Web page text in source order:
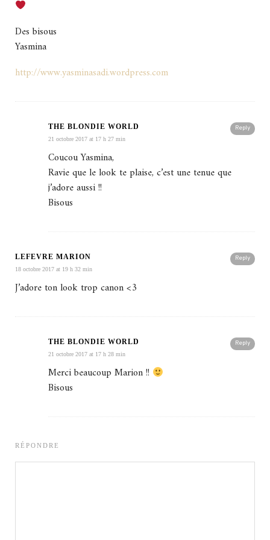
Des bisous
Yasmina
http://www.yasminasadi.wordpress.com
Reply
THE BLONDIE WORLD
21 octobre 2017 at 17 h 27 min
Coucou Yasmina,
Ravie que le look te plaise, c’est une tenue que
j’adore aussi !!
Bisous
Reply
LEFEVRE MARION
18 octobre 2017 at 19 h 32 min
J’adore ton look trop canon <3
Reply
THE BLONDIE WORLD
21 octobre 2017 at 17 h 28 min
Merci beaucoup Marion !!
Bisous
RÉPONDRE